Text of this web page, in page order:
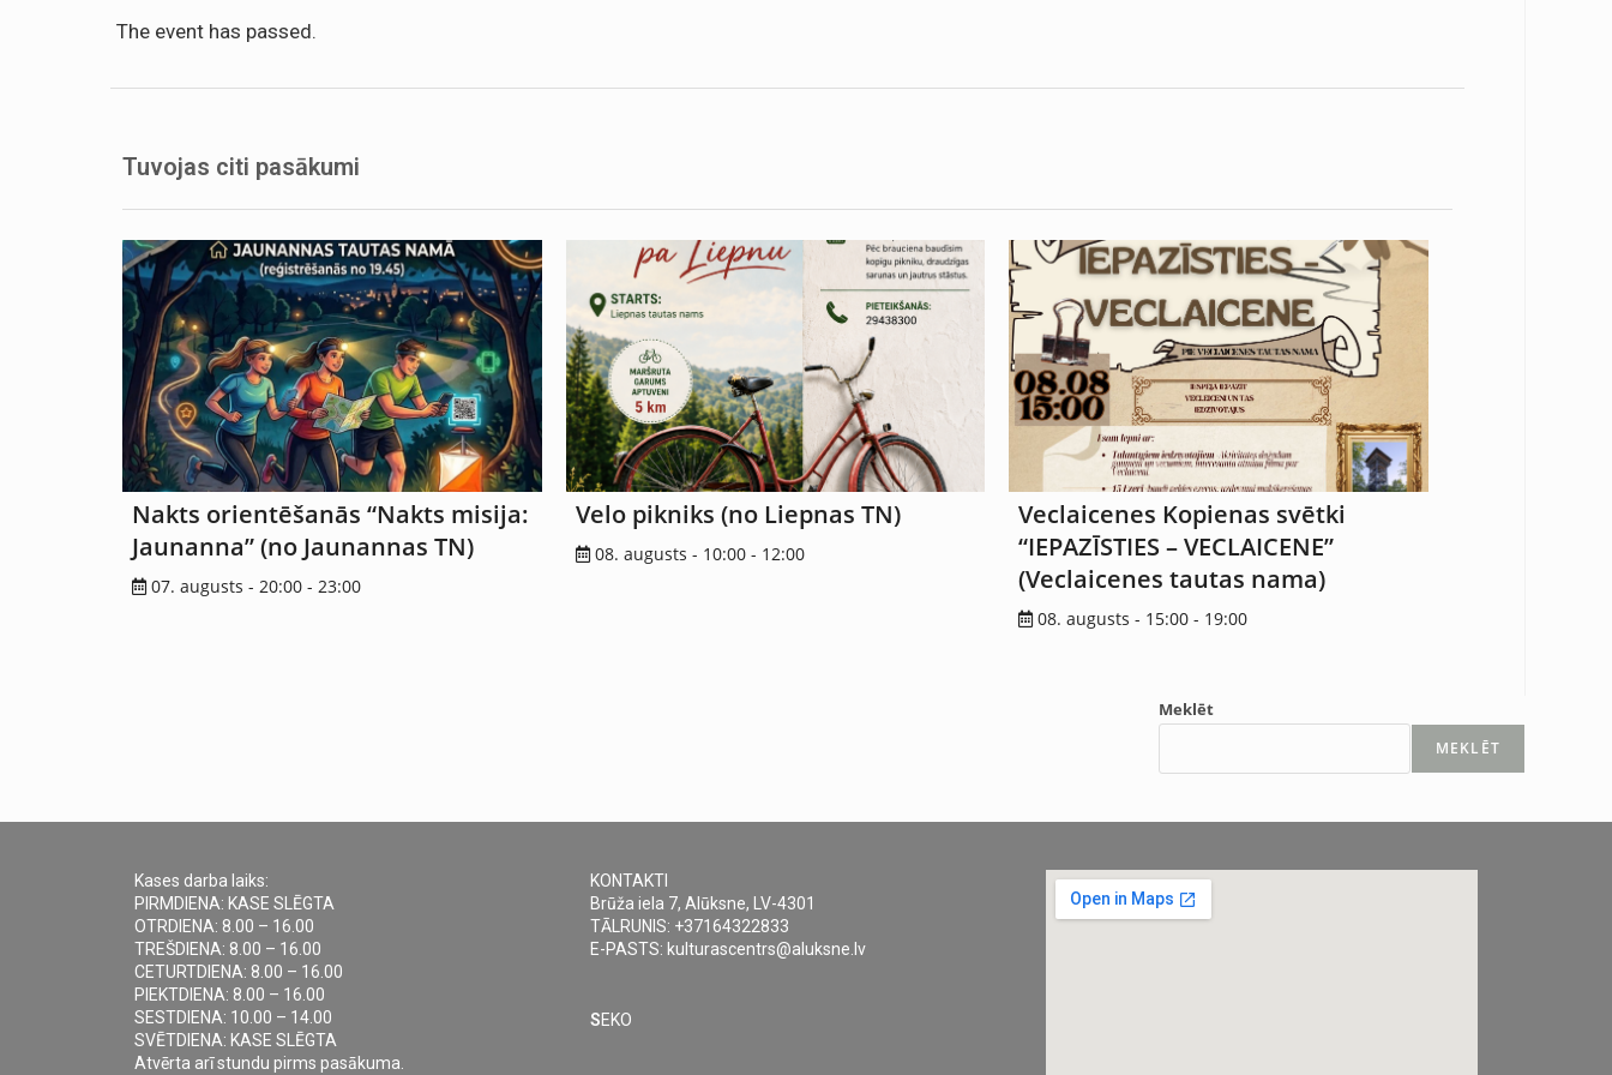
The event has passed.
Tuvojas citi pasākumi
Nakts orientēšanās “Nakts misija:
Jaunanna” (no Jaunannas TN)
07. augusts - 20:00 - 23:00
Velo pikniks (no Liepnas TN)
08. augusts - 10:00- 12:00
Veclaicenes Kopienas svētki
“IEPAZĪSTIES – VECLAICENE”
(Veclaicenes tautas nama)
08. augusts - 15:00 - 19:00
Meklēt
MEKLĒT
Kases darba laiks:
PIRMDIENA: KASE SLĒGTA
OTRDIENA: 8.00 – 16.00
TREŠDIENA: 8.00 – 16.00
CETURTDIENA: 8.00 – 16.00
PIEKTDIENA: 8.00 – 16.00
SESTDIENA: 10.00 – 14.00
SVĒTDIENA: KASE SLĒGTA
Atvērta arī stundu pirms pasākuma.
KONTAKTI
Brūža iela 7, Alūksne, LV-4301
TĀLRUNIS: +37164322833
E-PASTS: kulturascentrs@aluksne.lv
SEKO